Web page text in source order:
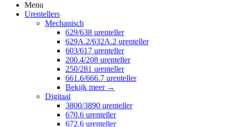
Menu
Urentellers
Mechanisch
629/638 urenteller
629A.2/632A.2 urenteller
603/617 urenteller
200.4/208 urenteller
250/281 urenteller
661.6/666.7 urenteller
Bekijk meer →
Digitaal
3800/3890 urenteller
670.6 urenteller
672.6 urenteller